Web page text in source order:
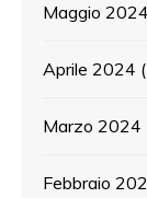
Maggio 2024
Aprile 2024
Marzo 2024
Febbraio